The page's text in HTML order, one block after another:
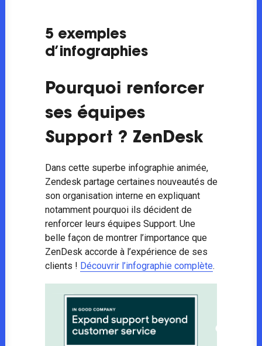
5 exemples
d’infographies
Pourquoi renforcer
ses équipes
Support ? ZenDesk
Dans cette superbe infographie animée,
Zendesk partage certaines nouveautés de
son organisation interne en expliquant
notamment pourquoi ils décident de
renforcer leurs équipes Support. Une
belle façon de montrer l’importance que
ZenDesk accorde à l’expérience de ses
clients ! Découvrir l’infographie complète.